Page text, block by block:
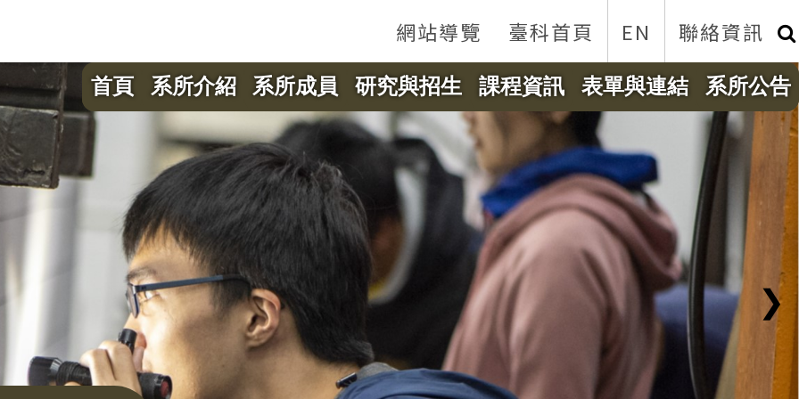
網站導覽 臺科首頁 EN 聯絡資訊
首頁 系所介紹 系所成員 研究與招生 課程資訊 表單與連結 系所公告
❯